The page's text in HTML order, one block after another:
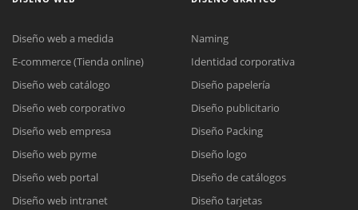
Diseño web a medida
E-commerce (Tienda online)
Diseño web catálogo
Diseño web corporativo
Diseño web empresa
Diseño web pyme
Diseño web portal
Diseño web intranet
Naming
Identidad corporativa
Diseño papelería
Diseño publicitario
Diseño Packing
Diseño logo
Diseño de catálogos
Diseño tarjetas